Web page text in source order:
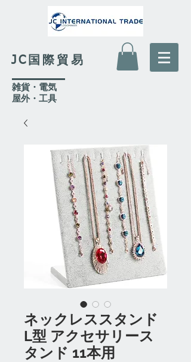
JC国際貿易
​雑貨・電気
​屋外・工具
ネックレススタンド
L型 アクセサリース
タンド 11本用